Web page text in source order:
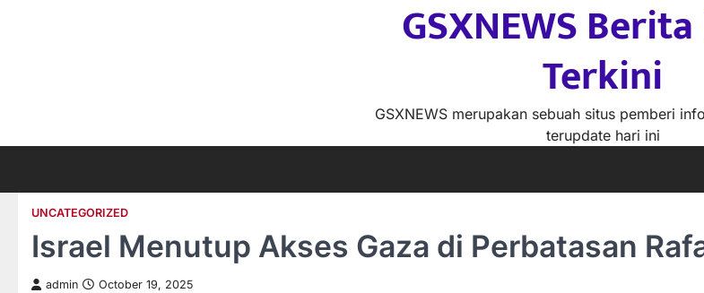
GSXNEWS
Terkini
GSXNEWS merupakan sebuah situs pemberi
terupdate hari ini
UNCATEGORIZED
Israel Menutup Akses Gaza di Perbatasan
admin October 19, 2025